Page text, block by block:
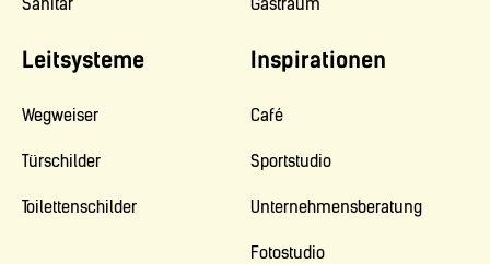
Leitsysteme Inspirationen
Wegweiser
Türschilder
Toilettenschilder
Café
Sportstudio
Unternehmensberatung
Fotostudio